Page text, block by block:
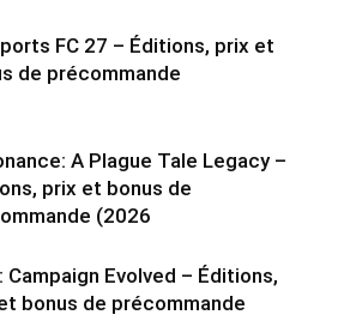
FC 27 – Éditions, prix et
de précommande
A Plague Tale Legacy –
prix et bonus de
(2026
Campaign Evolved – Éditions,
bonus de précommande